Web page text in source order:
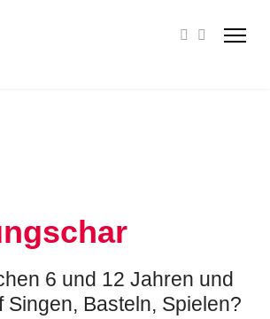
6 und 12 Jahren und
Singen, Basteln, Spielen?